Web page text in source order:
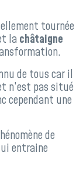
tournée
la châtaigne
de tous car il
n’est pas situé
cependant une
de
entraine